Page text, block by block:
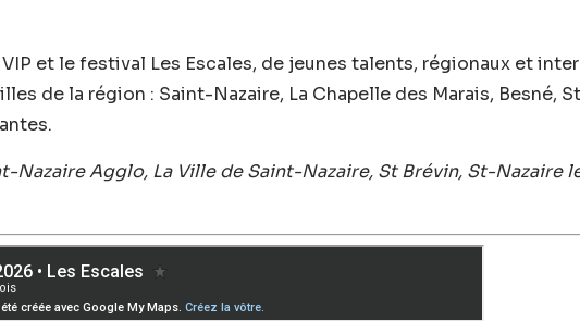
et le festival Les Escales, de jeunes talents, régionaux et
de la région : Saint-Nazaire, La Chapelle des Marais, Besné,
Nazaire Agglo, La Ville de Saint-Nazaire, St Brévin, St-Nazaire